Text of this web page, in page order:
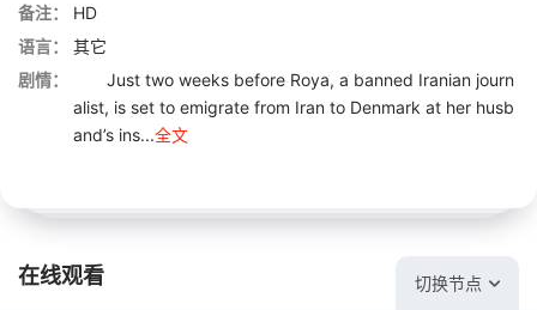
备注：
HD
语言：
其它
剧情：
Just two weeks before Roya, a banned Iranian journ
alist, is set to emigrate from Iran to Denmark at her husb
and’s ins...全文
在线观看 切换节点